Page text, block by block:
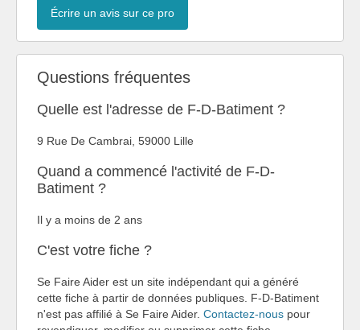
Écrire un avis sur ce pro
Questions fréquentes
Quelle est l'adresse de F-D-Batiment ?
9 Rue De Cambrai, 59000 Lille
Quand a commencé l'activité de F-D-
Batiment ?
Il y a moins de 2 ans
C'est votre fiche ?
Se Faire Aider est un site indépendant qui a généré
cette fiche à partir de données publiques. F-D-Batiment
n'est pas affilié à Se Faire Aider. Contactez-nous pour